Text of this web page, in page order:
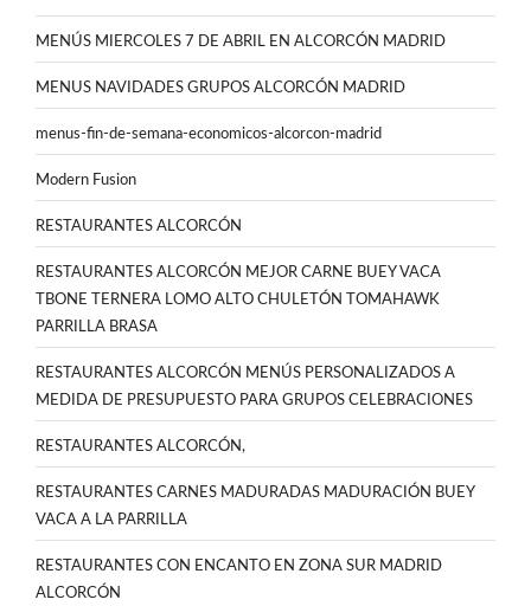
MENÚS MIERCOLES 7 DE ABRIL EN ALCORCÓN MADRID
MENUS NAVIDADES GRUPOS ALCORCÓN MADRID
menus-fin-de-semana-economicos-alcorcon-madrid
Modern Fusion
RESTAURANTES ALCORCÓN
RESTAURANTES ALCORCÓN MEJOR CARNE BUEY VACA
TBONE TERNERA LOMO ALTO CHULETÓN TOMAHAWK
PARRILLA BRASA
RESTAURANTES ALCORCÓN MENÚS PERSONALIZADOS A
MEDIDA DE PRESUPUESTO PARA GRUPOS CELEBRACIONES
RESTAURANTES ALCORCÓN,
RESTAURANTES CARNES MADURADAS MADURACIÓN BUEY
VACA A LA PARRILLA
RESTAURANTES CON ENCANTO EN ZONA SUR MADRID
ALCORCÓN